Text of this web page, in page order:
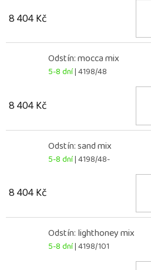
8 404 Kč
Odstín: mocca mix
5-8 dní| 4198/48
8 404 Kč
Odstín: sand mix
5-8 dní| 4198/48-
8 404 Kč
Odstín: lighthoney mix
5-8 dní| 4198/101